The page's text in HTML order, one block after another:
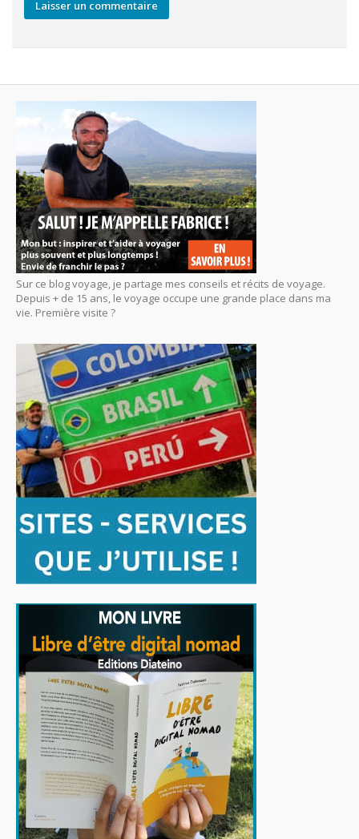
Sur ce blog voyage, je partage mes conseils et récits de voyage.
Depuis + de 15 ans, le voyage occupe une grande place dans ma
vie. Première visite ?